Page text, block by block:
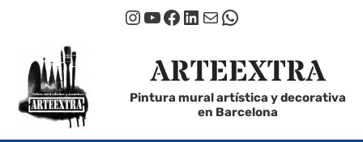
contenido
Instagram
YouTube
Facebook
LinkedIn
Correo electrónico
WhatsApp
ARTEEXTRA
Pintura mural artística y decorativa
en Barcelona